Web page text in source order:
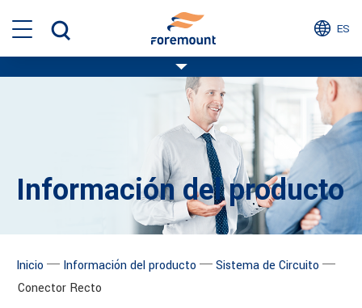
ES
Información del producto
Inicio ─ Información del producto ─Sistema de Circuito ─
Conector Recto